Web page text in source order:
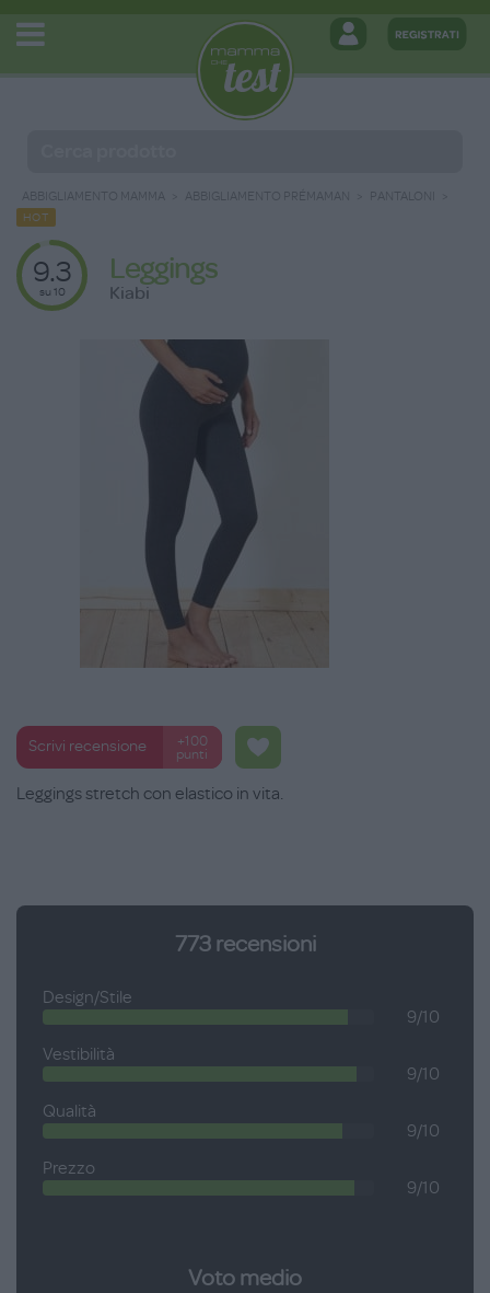
ABBIGLIAMENTO MAMMA ABBIGLIAMENTO PRÉMAMAN PANTALONI
HOT
9.3
su 10
Leggings
Kiabi
Scrivi recensione
+100
punti
Leggings stretch con elastico in vita.
773recensioni
Design/Stile
9/10
Vestibilità
9/10
Qualità
9/10
Prezzo
9/10
Voto medio